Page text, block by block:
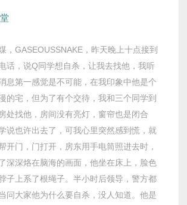
，GASEOUSSNAKE，昨天晚上十点接到
话，说Q同学想自杀，让我去找他，我听
息第一感觉是不可能，在我印象中他是个
的宅，但为了有个交待，我和三个同学到
处找他，房间没有亮灯，窗帘也是闭合
说也许出去了，可我心里突然感到慌，就
开门，门打开，房东用手电筒照进去时，
深深烙在脑海的画面，他坐在床上，脸色
子上系了根绳子。半小时后领导，警方都
问大家他为什么要自杀，没人知道。他是